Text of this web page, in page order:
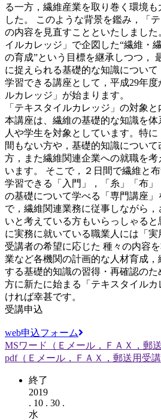
る一方，繊維産業を取り巻く環境
した。 このような背景を鑑み，「
の内容を見直すことといたしまし
イルカレッジ」で企図した“繊維・
の育成”という目標を継承しつつ，
に捉えられる基礎的な知識につい
学習できる講座として，平成29年
ルカレッジ」が始まります。
「テキスタイルカレッジ」の対象と
本講座は、繊維の基礎的な知識を
人や学生を対象としています。特
間もない方や，基礎的知識につい
方，また繊維関連企業への就職を
います。 そこで，２日間で繊維と
学習できる「入門」，「糸」「布
の基礎について学べる「専門講座
で，繊維関連業務に従事しながら
いと考えている方もいらっしゃる
に実務に就いている職業人には「実
受講者の希望に応じた 種々の内容
業など各機関の計画的な人材育成
する基礎的知識の習得・再確認の
方に新たに始まる「テキスタイル
ければ幸甚です。
受講申込
web申込フォーム
MSワード（Ｅメール，ＦＡＸ，郵
pdf（Ｅメール，ＦＡＸ，郵送用受講
終了
2019
. 10 . 30 .
水